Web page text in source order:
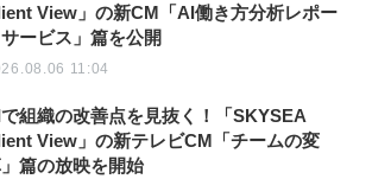
View」の新CM「AI働き方分析レポー
サービス」篇を公開
11:04
組織の改善点を見抜く！「SKYSEA
View」の新テレビCM「チームの変
篇の放映を開始